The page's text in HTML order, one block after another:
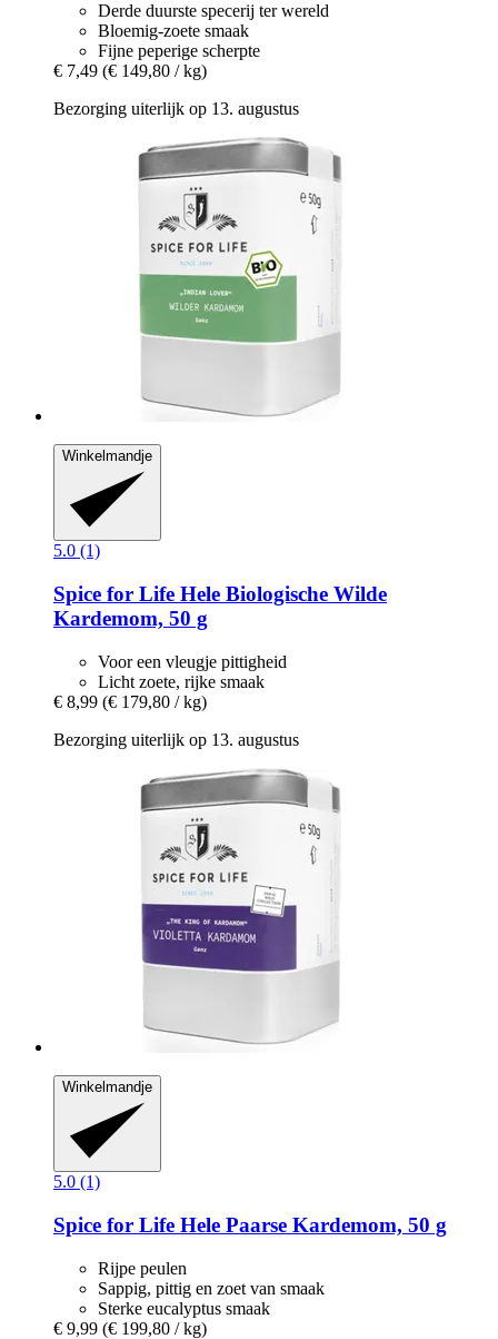
Derde duurste specerij ter wereld
Bloemig-zoete smaak
Fijne peperige scherpte
€ 7,49 (€ 149,80 / kg)
Bezorging uiterlijk op 13. augustus
Winkelmandje
5.0 (1)
Spice for Life Hele Biologische Wilde
Kardemom, 50 g
Voor een vleugje pittigheid
Licht zoete, rijke smaak
€ 8,99 (€ 179,80 / kg)
Bezorging uiterlijk op 13. augustus
Winkelmandje
5.0 (1)
Spice for Life Hele Paarse Kardemom, 50 g
Rijpe peulen
Sappig, pittig en zoet van smaak
Sterke eucalyptus smaak
€ 9,99 (€ 199,80 / kg)